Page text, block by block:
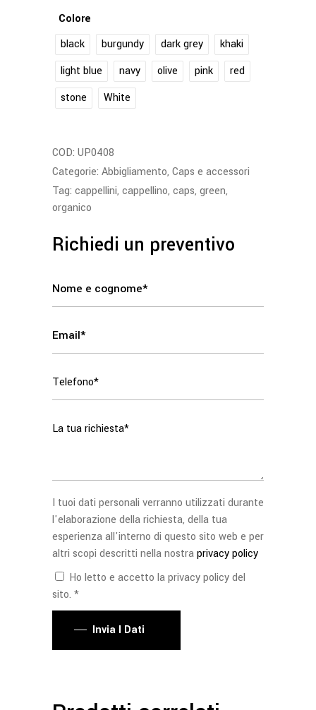
Colore
black
burgundy dark grey
khaki
light blue
navy olive pink
red
stone
White
COD: UP0408
Categorie: Abbigliamento, Caps e accessori
Tag: cappellini, cappellino, caps, green,
organico
Richiedi un preventivo
I tuoi dati personali verranno utilizzati durante
l'elaborazione della richiesta, della tua
esperienza all'interno di questo sito web e per
altri scopi descritti nella nostraprivacy policy
Ho letto e accetto la privacy policy del
sito. *
Invia I Dati